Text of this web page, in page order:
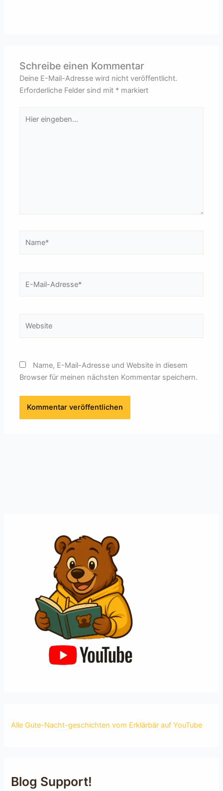
Schreibe einen Kommentar
Deine E-Mail-Adresse wird nicht veröffentlicht.
Erforderliche Felder sind mit * markiert
eingeben…
Mail-
Name, E-Mail-Adresse und Website in diesem
Browser für meinen nächsten Kommentar speichern.
Alle Gute-Nacht-geschichten vom Erklärbär auf YouTube
Blog Support!